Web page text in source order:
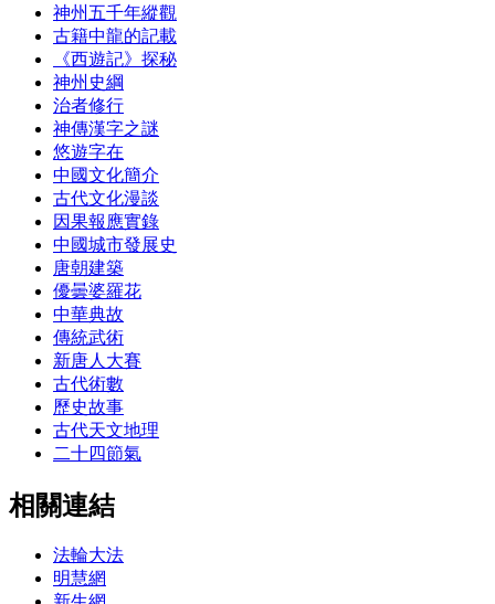
神州五千年縱觀
古籍中龍的記載
《西遊記》探秘
神州史綱
治者修行
神傳漢字之謎
悠遊字在
中國文化簡介
古代文化漫談
因果報應實錄
中國城市發展史
唐朝建築
優曇婆羅花
中華典故
傳統武術
新唐人大賽
古代術數
歷史故事
古代天文地理
二十四節氣
相關連結
法輪大法
明慧網